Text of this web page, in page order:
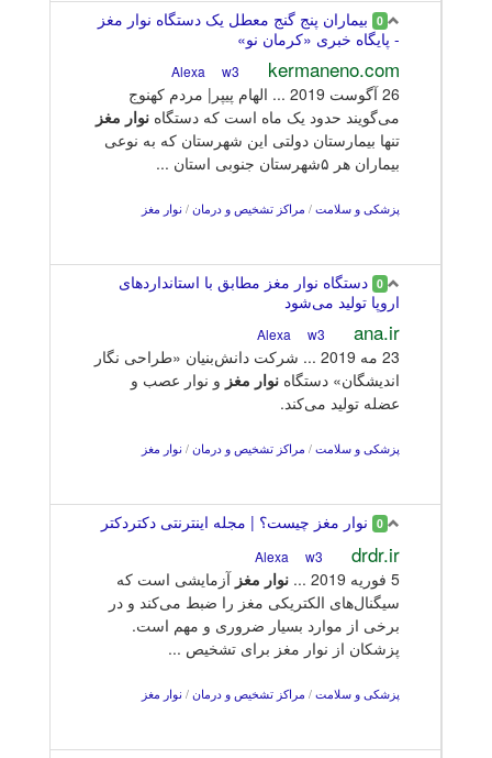
0 بیماران پنج گنج معطل یک دستگاه نوار مغز
- پایگاه خبری «کرمان نو»
kermaneno.com
w3
26 آگوست 2019 ... الهام پیپر| مردم کهنوج
می‌گویند حدود یک ماه است که دستگاه نوار مغز
تنها بیمارستان دولتی این شهرستان که به نوعی
بیماران هر ۵شهرستان جنوبی استان ...
پزشکی و سلامت / مراکز تشخیص و درمان / نوار مغز
0 دستگاه نوار مغز مطابق با استانداردهای
اروپا تولید می‌شود
ana.ir
w3
23 مه 2019 ... شرکت دانش‌بنیان «طراحی نگار
اندیشگان» دستگاه نوار مغز و نوار عصب و
عضله تولید می‌کند.
پزشکی و سلامت / مراکز تشخیص و درمان / نوار مغز
0 نوار مغز چیست؟ | مجله اینترنتی دکتردکتر
drdr.ir
w3
5 فوریه 2019 ... نوار مغز آزمایشی است که
سیگنال‌های الکتریکی مغز را ضبط می‌کند و در
برخی از موارد بسیار ضروری و مهم است.
پزشکان از نوار مغز برای تشخیص ...
پزشکی و سلامت / مراکز تشخیص و درمان / نوار مغز